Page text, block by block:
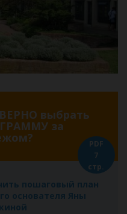
выбрать
за
пошаговый план
основателя Яны
PDF
7
стр.